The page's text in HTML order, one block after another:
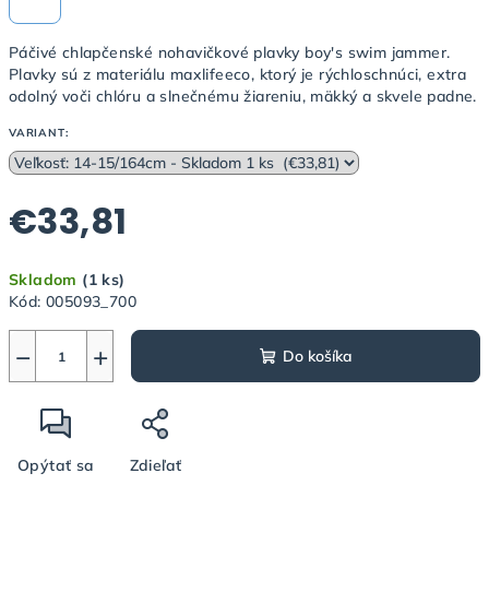
Páčivé chlapčenské nohavičkové plavky boy's swim jammer.
Plavky sú z materiálu maxlifeeco, ktorý je rýchloschnúci, extra
odolný voči chlóru a slnečnému žiareniu, mäkký a skvele padne.
VARIANT:
€33,81
cena:
Skladom (1 ks)
Kód: 005093_700
+
− Do košíka
Opýtať sa Zdieľať